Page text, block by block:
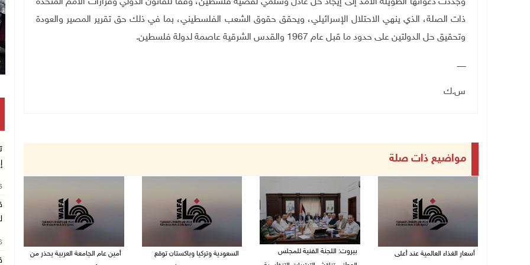
ذات الصلة، الذي ينهي الاحتلال الإسرائيلي، ويحقق حقوق الشعب الفلسطيني، بما في ذلك حق تقرير المصير والعودة
وتحقيق حل الدولتين على حدود ما قبل عام 1967 والقدس الشرقية عاصمة لدولة فلسطين.
ـــــــ
س.ك
مواضيع ذات صلة
أسعار الغذاء العالمية عند أعلى
بيروت: اللجنة الفنية للمجلس
السعودية وتركيا وباكستان توقع
أمين عام الجامعة العربية يحذر من